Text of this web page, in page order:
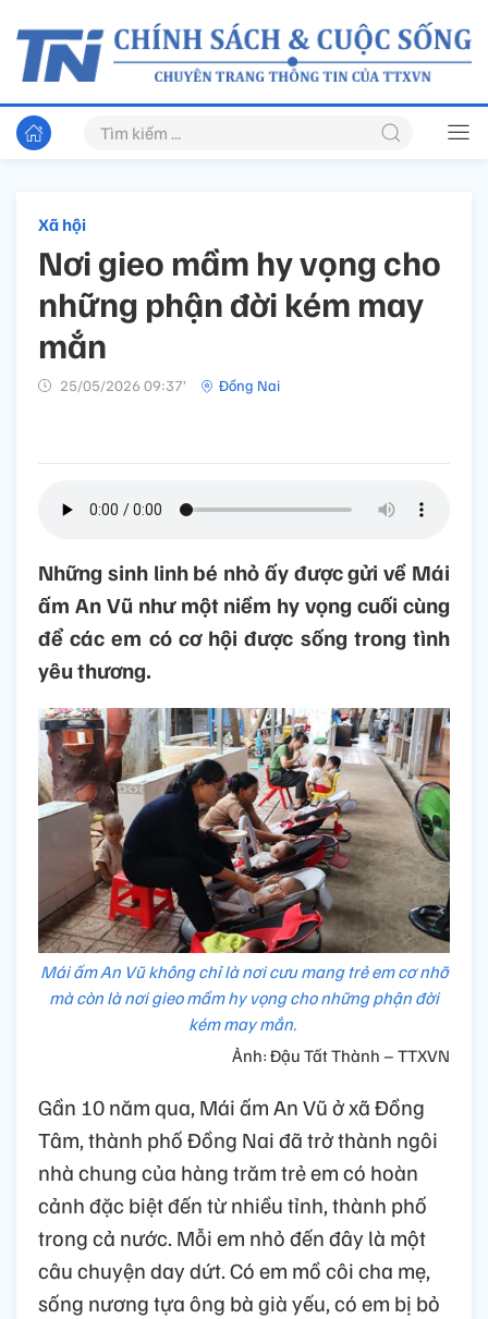
Xã hội
Nơi gieo mầm hy vọng cho
những phận đời kém may
mắn
25/05/2026 09:37’ Đồng Nai
Những sinh linh bé nhỏ ấy được gửi về Mái
ấm An Vũ như một niềm hy vọng cuối cùng
để các em có cơ hội được sống trong tình
yêu thương.
Mái ấm An Vũ không chỉ là nơi cưu mang trẻ em cơ nhỡ
mà còn là nơi gieo mầm hy vọng cho những phận đời
kém may mắn.
Ảnh: Đậu Tất Thành – TTXVN
Gần 10 năm qua, Mái ấm An Vũ ở xã Đồng
Tâm, thành phố Đồng Nai đã trở thành ngôi
nhà chung của hàng trăm trẻ em có hoàn
cảnh đặc biệt đến từ nhiều tỉnh, thành phố
trong cả nước. Mỗi em nhỏ đến đây là một
câu chuyện day dứt. Có em mồ côi cha mẹ,
sống nương tựa ông bà già yếu, có em bị bỏ